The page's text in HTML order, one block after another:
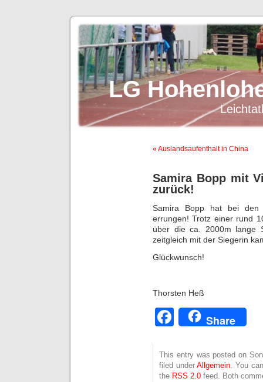
LG
« Auslandsaufenthalt in China
Samira Bopp mit
zurück!
Samira Bopp hat bei den
errungen! Trotz einer rund
über die ca. 2000m lange
zeitgleich mit der Siegerin
Glückwunsch!
Thorsten Heß
Facebook
Share
This entry was posted on
filed underAllgemein. You
the RSS 2.0 feed. Both